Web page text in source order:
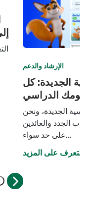
الإرشاد والدعم
الجديدة: كل
يومك الدراسي
الجديدة، ونحن
الجدد والعائدين
على حد سواء…
التعرف على المزيد